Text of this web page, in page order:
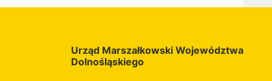
Urząd Marszałkowski Województwa
Dolnośląskiego